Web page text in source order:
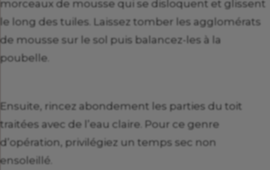
morceaux de mousse qui se disloquent et glissent
le long des tuiles. Laissez tomber les agglomérats
de mousse sur le sol puis balancez-les à la
poubelle.
Ensuite, rincez abondement les parties du toit
traitées avec de l’eau claire. Pour ce genre
d’opération, privilégiez un temps sec non
ensoleillé.